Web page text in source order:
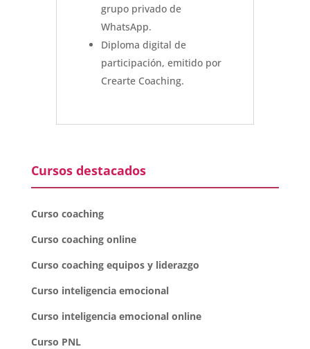
grupo privado de
WhatsApp.
Diploma digital de
participación, emitido por
Crearte Coaching.
Cursos destacados
Curso coaching
Curso coaching online
Curso coaching equipos y liderazgo
Curso inteligencia emocional
Curso inteligencia emocional online
Curso PNL